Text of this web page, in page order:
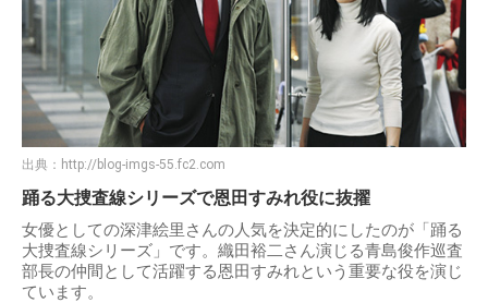
出典： http://blog-imgs-55.fc2.com
踊る大捜査線シリーズで恩田すみれ役に抜擢
女優としての深津絵里さんの人気を決定的にしたのが「踊る
大捜査線シリーズ」です。織田裕二さん演じる青島俊作巡査
部長の仲間として活躍する恩田すみれという重要な役を演じ
ています。